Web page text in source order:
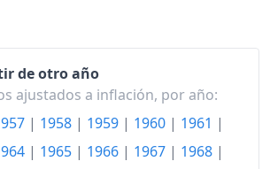
de otro año
ajustados a inflación, por año:
| 1958 | 1959 | 1960 | 1961 |
| 1965 | 1966 | 1967 | 1968 |